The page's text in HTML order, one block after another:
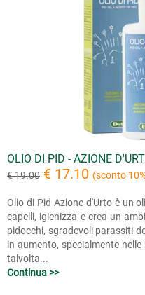
OLIO DI PID - AZIONE
€ 19.00 € 17.10 (sconto
Olio di Pid Azione d'Urto è un
capelli, igienizza e crea un
pidocchi, sgradevoli parassiti
in aumento, specialmente
talvolta...
Continua >>